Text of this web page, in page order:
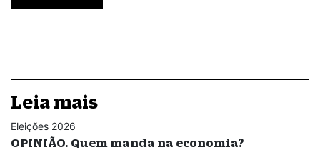
Leia mais
Eleições 2026
OPINIÃO. Quem manda na economia?